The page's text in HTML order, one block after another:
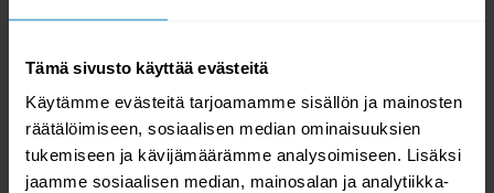
Tämä sivusto käyttää evästeitä
Käytämme evästeitä tarjoamamme sisällön ja mainosten
räätälöimiseen, sosiaalisen median ominaisuuksien
tukemiseen ja kävijämäärämme analysoimiseen. Lisäksi
jaamme sosiaalisen median, mainosalan ja analytiikka-
Aina edullinen
Lana lankkupöytä pyöreä
Ø115, tammi
595,00
Lana jatkettava lankkupöytä
pyöreä Ø115, tammi
795,00